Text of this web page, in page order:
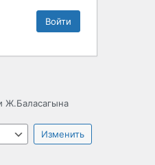
Ж.Баласагына